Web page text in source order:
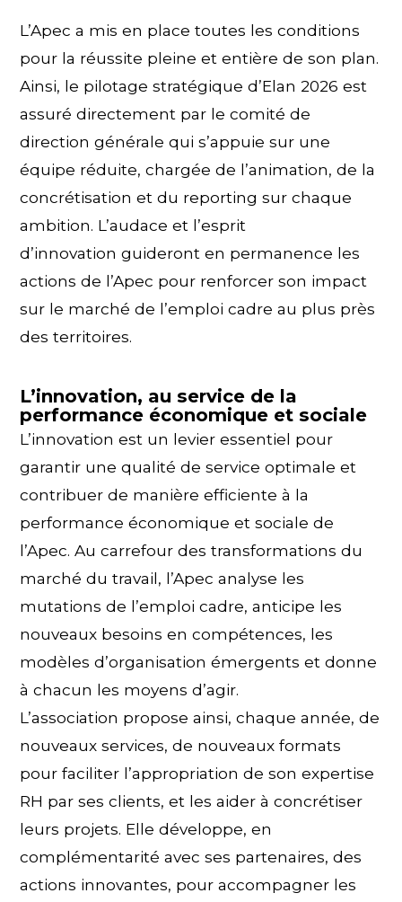
L’Apec a mis en place toutes les conditions
pour la réussite pleine et entière de son plan.
Ainsi, le pilotage stratégique d’Elan 2026 est
assuré directement par le comité de
direction générale qui s’appuie sur une
équipe réduite, chargée de l’animation, de la
concrétisation et du reporting sur chaque
ambition. L’audace et l’esprit
d’innovation guideront en permanence les
actions de l’Apec pour renforcer son impact
sur le marché de l’emploi cadre au plus près
des territoires.
L’innovation, au service de la
performance économique et sociale
L’innovation est un levier essentiel pour
garantir une qualité de service optimale et
contribuer de manière efficiente à la
performance économique et sociale de
l’Apec. Au carrefour des transformations du
marché du travail, l’Apec analyse les
mutations de l’emploi cadre, anticipe les
nouveaux besoins en compétences, les
modèles d’organisation émergents et donne
à chacun les moyens d’agir.
L’association propose ainsi, chaque année, de
nouveaux services, de nouveaux formats
pour faciliter l’appropriation de son expertise
RH par ses clients, et les aider à concrétiser
leurs projets. Elle développe, en
complémentarité avec ses partenaires, des
actions innovantes, pour accompagner les